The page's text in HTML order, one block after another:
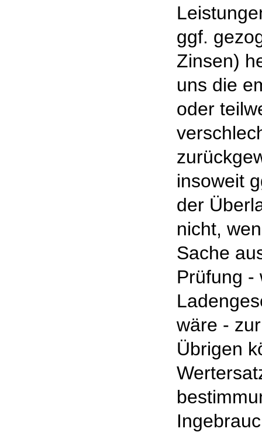
ggf.
Zinsen)
uns die
oder
insoweit
der
nicht,
Sache
Prüfung -
wäre -
Übrigen